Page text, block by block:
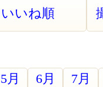
いいね順
5月 6月 7月